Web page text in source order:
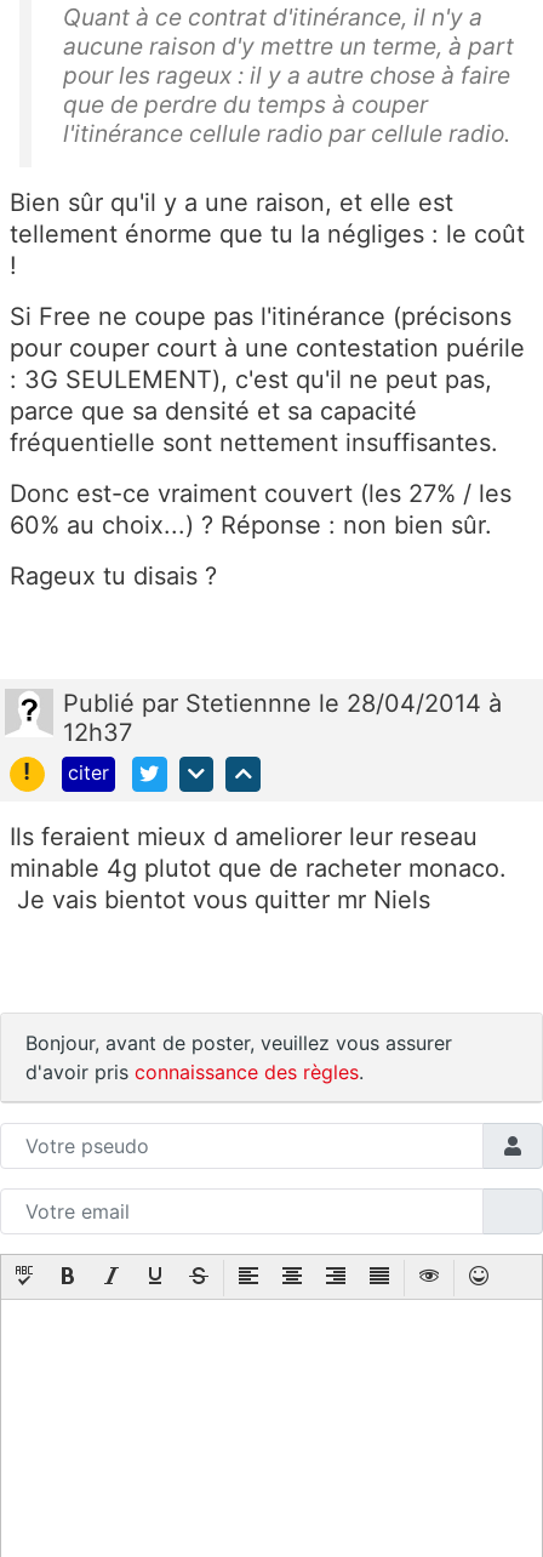
Quant à ce contrat d'itinérance, il n'y a
aucune raison d'y mettre un terme, à part
pour les rageux : il y a autre chose à faire
que de perdre du temps à couper
l'itinérance cellule radio par cellule radio.
Bien sûr qu'il y a une raison, et elle est
tellement énorme que tu la négliges : le coût
!
Si Free ne coupe pas l'itinérance (précisons
pour couper court à une contestation puérile
: 3G SEULEMENT), c'est qu'il ne peut pas,
parce que sa densité et sa capacité
fréquentielle sont nettement insuffisantes.
Donc est-ce vraiment couvert (les 27% / les
60% au choix...) ? Réponse : non bien sûr.
Rageux tu disais ?
Publié par Stetiennne le 28/04/2014 à
12h37
!
citer
Ils feraient mieux d ameliorer leur reseau
minable 4g plutot que de racheter monaco.
Je vais bientot vous quitter mr Niels
Bonjour, avant de poster, veuillez vous assurer
d'avoir pris connaissance des règles.